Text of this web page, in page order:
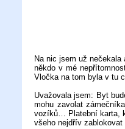
Na nic jsem už
někdo v mé
Vločka na tom byla v tu
Uvažovala jsem: Byt
mohu zavolat
vozíků… Platební karta,
všeho nejdřív